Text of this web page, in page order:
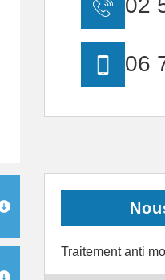
02
06
Traitement anti